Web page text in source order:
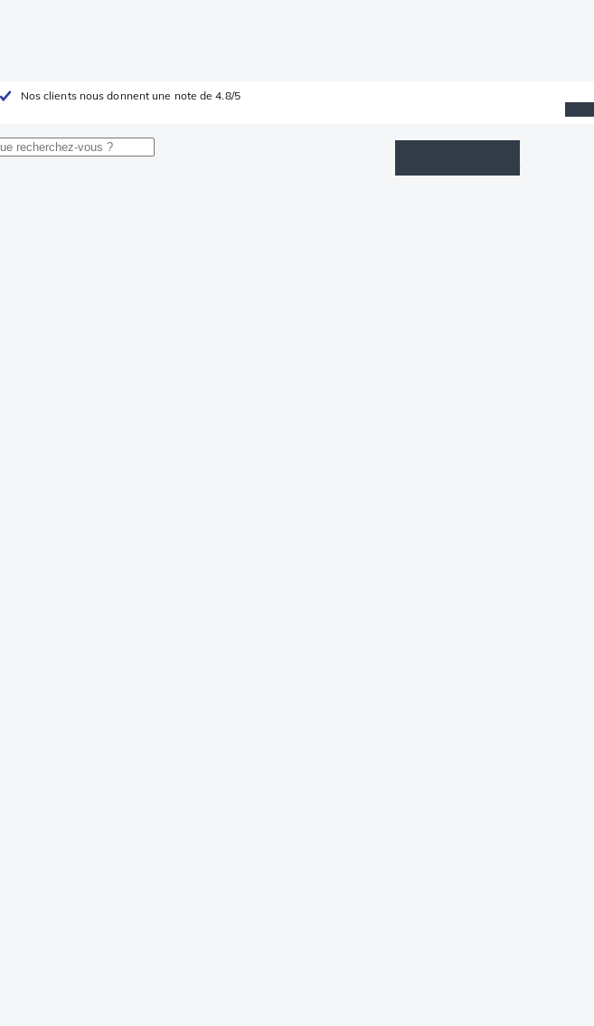
Nos clients nous donnent une note de 4.8/5